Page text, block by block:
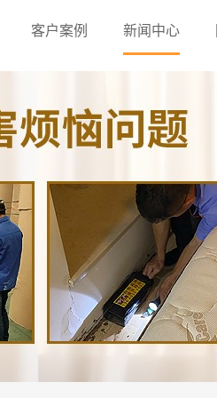
客户案例 新闻中心